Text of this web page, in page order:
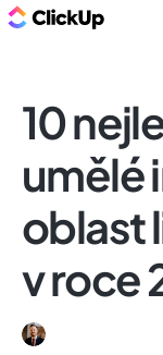
10
umělé
oblast
v roce